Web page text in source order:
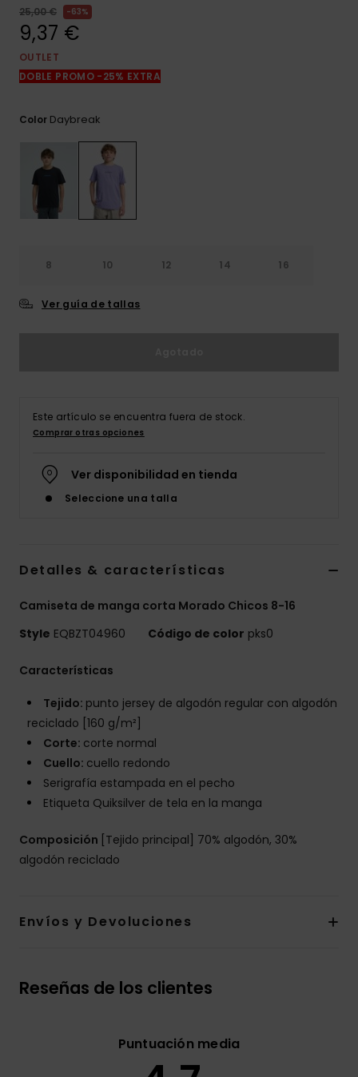
contacto.
25,00 €
63%
9,37 €
OUTLET
DOBLE PROMO -25% EXTRA
Color Daybreak
8 10 12 14 16
Ver guía de tallas
Este artículo se encuentra fuera de stock.
Comprar otras opciones
Ver disponibilidad en tienda
Seleccione una talla
Detalles & características
Camiseta de manga corta Morado Chicos 8-16
Style EQBZT04960 Código de color pks0
Características
Tejido: punto jersey de algodón regular con algodón
reciclado [160 g/m²]
Corte: corte normal
Cuello: cuello redondo
Serigrafía estampada en el pecho
Etiqueta Quiksilver de tela en la manga
Composición [Tejido principal] 70% algodón, 30%
algodón reciclado
Envíos y Devoluciones
Reseñas de los clientes
Puntuación media